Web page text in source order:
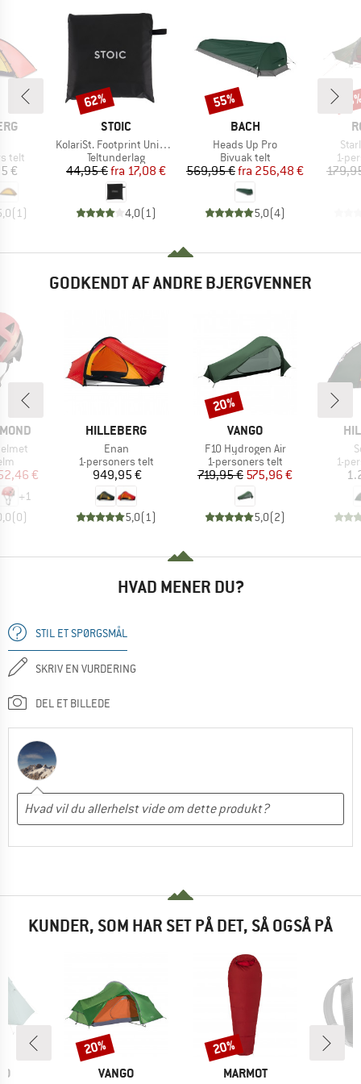
telt
€
(1 )
MÆRKE
STOIC
Artikel
KolariSt. Footprint Universal
Produktgruppe
Teltunderlag
Pris
44,95 € Nedsat pris
fra 17,08 €
4,0(1 )
Rabat
62%
MÆRKE
BACH
Artikel
Heads Up Pro
Produktgruppe
Bivuak telt
Pris
569,95 € Nedsat pris
fra 256,48 €
5,0(4)
Rabat
55%
1-
GODKENDT AF ANDRE BJERGVENNER
pris
€
+1
(0)
MÆRKE
HILLEBERG
Artikel
Enan
Produktgruppe
1-personers telt
Pris
949,95 €
5,0(1)
MÆRKE
VANGO
Artikel
F10 Hydrogen Air
Produktgruppe
1-personers telt
Pris
719,95 € Nedsat pris
575,96 €
5,0(2)
Rabat
20%
1-
HVAD MENER DU?
STIL ET SPØRGSMÅL
SKRIV EN VURDERING
DEL ET BILLEDE
KUNDER, SOM HAR SET PÅ DET, SÅ OGSÅ PÅ
MÆRKE
VANGO
Rabat
20%
MÆRKE
MARMOT
Rabat
20%